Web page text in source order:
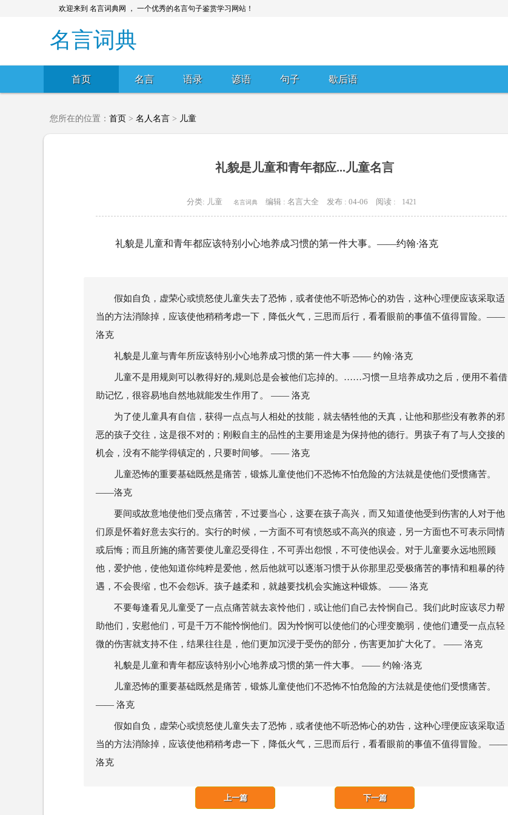
欢迎来到 名言词典网 ， 一个优秀的名言句子鉴赏学习网站！
名言词典
首页 名言 语录 谚语 句子 歇后语
您所在的位置： 首页 > 名人名言 > 儿童
礼貌是儿童和青年都应...儿童名言
分类: 儿童 名言词典 编辑 : 名言大全 发布 : 04-06 阅读 : 1421
礼貌是儿童和青年都应该特别小心地养成习惯的第一件大事。——约翰·洛克
假如自负，虚荣心或愤怒使儿童失去了恐怖，或者使他不听恐怖心的劝告，这种心理便应该采取适
当的方法消除掉，应该使他稍稍考虑一下，降低火气，三思而后行，看看眼前的事值不值得冒险。——
洛克
礼貌是儿童与青年所应该特别小心地养成习惯的第一件大事 —— 约翰·洛克
儿童不是用规则可以教得好的,规则总是会被他们忘掉的。……习惯一旦培养成功之后，便用不着借
助记忆，很容易地自然地就能发生作用了。 —— 洛克
为了使儿童具有自信，获得一点点与人相处的技能，就去牺牲他的天真，让他和那些没有教养的邪
恶的孩子交往，这是很不对的；刚毅自主的品性的主要用途是为保持他的德行。男孩子有了与人交接的
机会，没有不能学得镇定的，只要时间够。 —— 洛克
儿童恐怖的重要基础既然是痛苦，锻炼儿童使他们不恐怖不怕危险的方法就是使他们受惯痛苦。
——洛克
要间或故意地使他们受点痛苦，不过要当心，这要在孩子高兴，而又知道使他受到伤害的人对于他
们原是怀着好意去实行的。实行的时候，一方面不可有愤怒或不高兴的痕迹，另一方面也不可表示同情
或后悔；而且所施的痛苦要使儿童忍受得住，不可弄出怨恨，不可使他误会。对于儿童要永远地照顾
他，爱护他，使他知道你纯粹是爱他，然后他就可以逐渐习惯于从你那里忍受极痛苦的事情和粗暴的待
遇，不会畏缩，也不会怨诉。孩子越柔和，就越要找机会实施这种锻炼。 —— 洛克
不要每逢看见儿童受了一点点痛苦就去哀怜他们，或让他们自己去怜悯自己。我们此时应该尽力帮
助他们，安慰他们，可是千万不能怜悯他们。因为怜悯可以使他们的心理变脆弱，使他们遭受一点点轻
微的伤害就支持不住，结果往往是，他们更加沉浸于受伤的部分，伤害更加扩大化了。 —— 洛克
礼貌是儿童和青年都应该特别小心地养成习惯的第一件大事。 —— 约翰·洛克
儿童恐怖的重要基础既然是痛苦，锻炼儿童使他们不恐怖不怕危险的方法就是使他们受惯痛苦。
—— 洛克
假如自负，虚荣心或愤怒使儿童失去了恐怖，或者使他不听恐怖心的劝告，这种心理便应该采取适
当的方法消除掉，应该使他稍稍考虑一下，降低火气，三思而后行，看看眼前的事值不值得冒险。 ——
洛克
上一篇 下一篇